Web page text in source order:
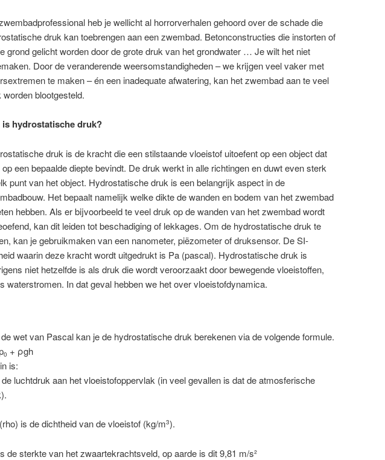
heb je wellicht al horrorverhalen gehoord over de schade die
druk kan toebrengen aan een zwembad. Betonconstructies die instorten of
grond gelicht worden door de grote druk van het grondwater … Je wilt het niet
Door de veranderende weersomstandigheden – we krijgen veel vaker met
te maken – én een inadequate afwatering, kan het zwembad aan te veel
worden blootgesteld.
is hydrostatische druk?
druk is de kracht die een stilstaande vloeistof uitoefent op een object dat
een bepaalde diepte bevindt. De druk werkt in alle richtingen en duwt even sterk
punt van het object. Hydrostatische druk is een belangrijk aspect in de
Het bepaalt namelijk welke dikte de wanden en bodem van het zwembad
hebben. Als er bijvoorbeeld te veel druk op de wanden van het zwembad wordt
kan dit leiden tot beschadiging of lekkages. Om de hydrostatische druk te
kan je gebruikmaken van een nanometer, piëzometer of druksensor. De SI-
waarin deze kracht wordt uitgedrukt is Pa (pascal). Hydrostatische druk is
niet hetzelfde is als druk die wordt veroorzaakt door bewegende vloeistoffen,
waterstromen. In dat geval hebben we het over vloeistofdynamica.
wet van Pascal kan je de hydrostatische druk berekenen via de volgende formule.
0 + ρgh
is:
de luchtdruk aan het vloeistofoppervlak (in veel gevallen is dat de atmosferische
is de dichtheid van de vloeistof (kg/m3).
de sterkte van het zwaartekrachtsveld, op aarde is dit 9,81 m/s²